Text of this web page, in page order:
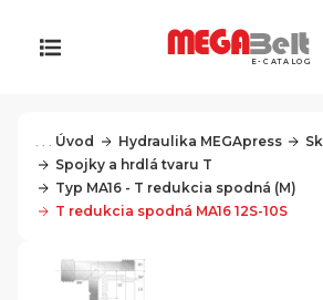
E-CATALOG
. . . Úvod Hydraulika MEGApress
Spojky a hrdlá tvaru T
Typ MA16 - T redukcia spodná (M)
T redukcia spodná MA16 12S-10S